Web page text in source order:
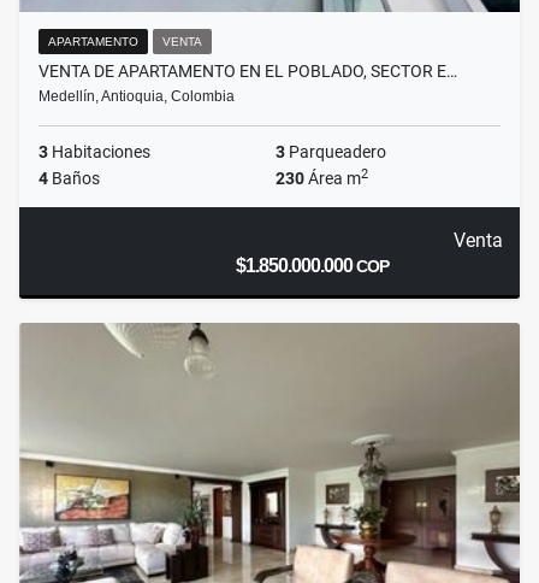
APARTAMENTO VENTA
VENTA DE APARTAMENTO EN EL POBLADO, SECTOR E…
Medellín, Antioquia, Colombia
3 Habitaciones 3 Parqueadero
4 Baños 230Área m2
Venta
$1.850.000.000COP